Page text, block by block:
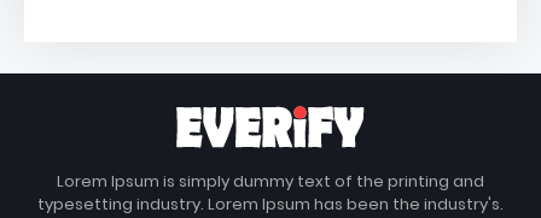
Lorem Ipsum is simply dummy text of the printing and
typesetting industry. Lorem Ipsum has been the industry's.